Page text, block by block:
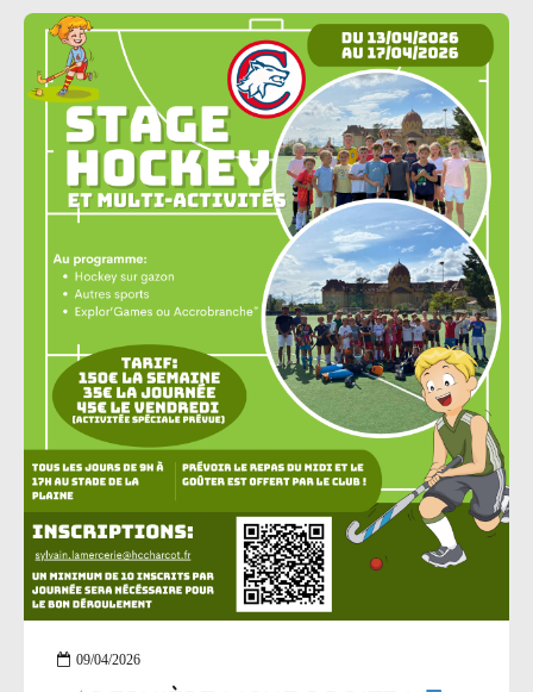
amies. En parallèle, un travail de communication
important a été réalisé auprès de nos écoles
partenaires ainsi que des MJC des environs. Le
bilan de cette matinée est particulièrement
positif. Près...
09/04/2026